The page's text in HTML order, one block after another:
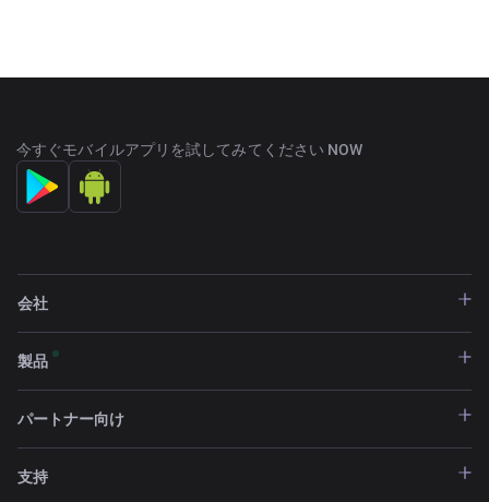
今すぐモバイルアプリを試してみてください NOW
会社
製品
パートナー向け
支持